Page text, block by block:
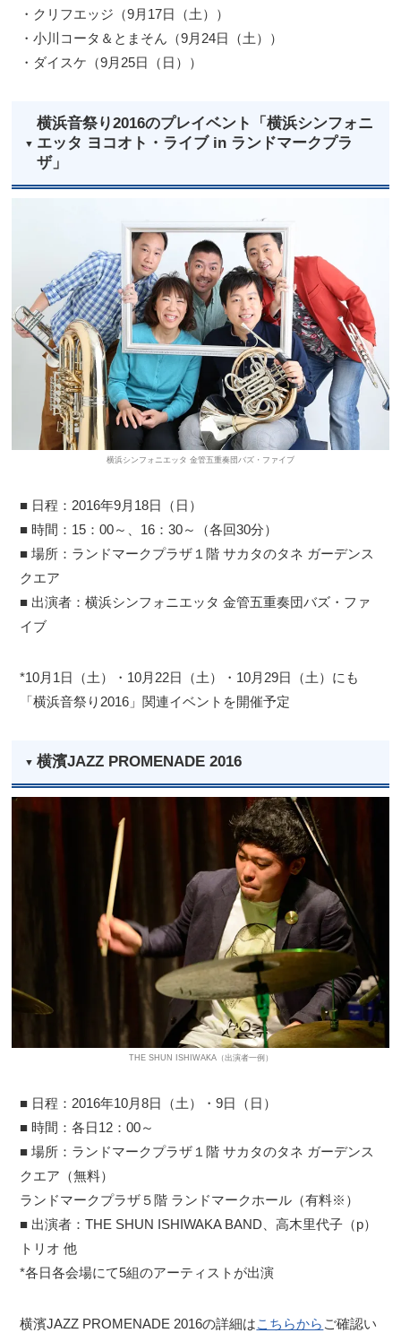
・クリフエッジ（9月17日（土））
・小川コータ＆とまそん（9月24日（土））
・ダイスケ（9月25日（日））
横浜音祭り2016のプレイベント「横浜シンフォニ
エッタ ヨコオト・ライブ in ランドマークプラ
ザ」
横浜シンフォニエッタ 金管五重奏団バズ・ファイブ
■ 日程：2016年9月18日（日）
■ 時間：15：00～、16：30～（各回30分）
■ 場所：ランドマークプラザ１階 サカタのタネ ガーデンス
クエア
■ 出演者：横浜シンフォニエッタ 金管五重奏団バズ・ファ
イブ
*10月1日（土）・10月22日（土）・10月29日（土）にも
「横浜音祭り2016」関連イベントを開催予定
横濱JAZZ PROMENADE 2016
THE SHUN ISHIWAKA（出演者一例）
■ 日程：2016年10月8日（土）・9日（日）
■ 時間：各日12：00～
■ 場所：ランドマークプラザ１階 サカタのタネ ガーデンス
クエア（無料）
ランドマークプラザ５階 ランドマークホール（有料※）
■ 出演者：THE SHUN ISHIWAKA BAND、高木里代子（p）
トリオ 他
*各日各会場にて5組のアーティストが出演
横濱JAZZ PROMENADE 2016の詳細はこちらから ご確認い